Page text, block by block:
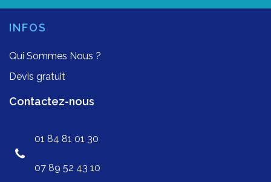
INFOS
Qui Sommes Nous ?
Devis gratuit
Contactez-nous
01 84 81 01 30
07 89 52 43 10